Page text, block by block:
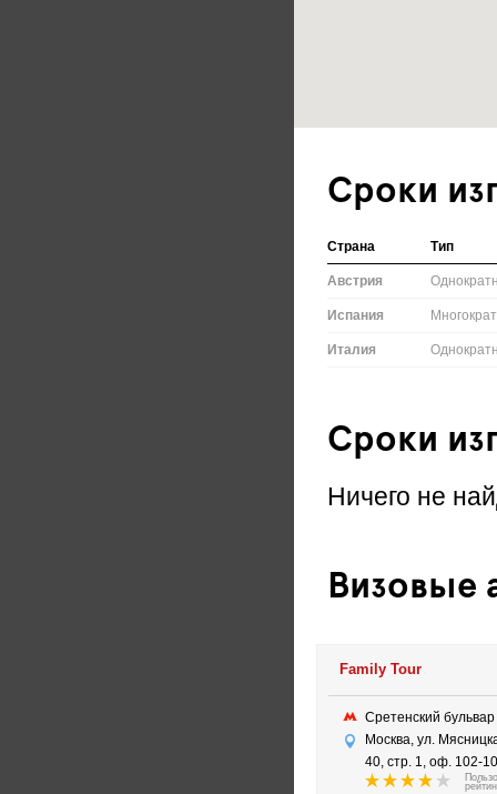
Сроки
Страна Тип
Австрия
Испания
Италия
Сроки
Ничего не
Визовые
Family Tour
Сретенский
Москва, ул.
40, стр. 1, оф. 102-